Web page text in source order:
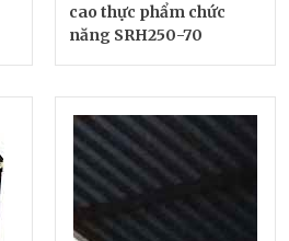
cao thực phẩm chức
năng SRH250-70